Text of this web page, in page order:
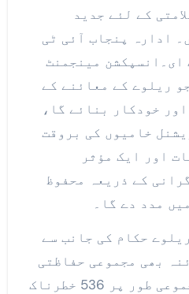
کے لئے جدید
ادارہ پنجاب آئی ٹی
ای۔انسپکشن مینجمنٹ
ریلوے کے معائنے کے
خودکار بنائے گا،
خامیوں کی بروقت
اور ایک مؤثر
کے ذریعہ محفوظ
مدد دے گا۔
حکام کی جانب سے
بھی مجموعی حفاظتی
منصوبے کا حصہ ہے۔ مجموعی طور پر 536 خطرناک